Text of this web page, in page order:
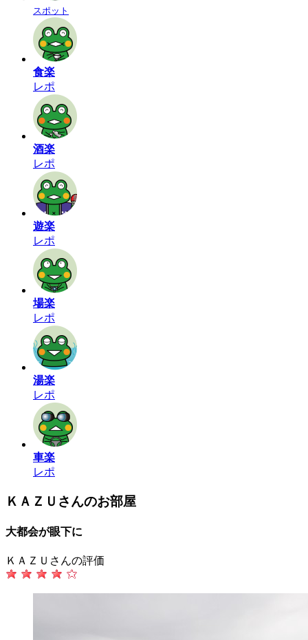
スポット
食楽
レポ
酒楽
レポ
遊楽
レポ
場楽
レポ
湯楽
レポ
車楽
レポ
ＫＡＺＵさんのお部屋
大都会が眼下に
ＫＡＺＵさんの評価